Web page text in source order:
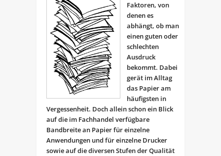
Faktoren, von
denen es
abhängt, ob man
einen guten oder
schlechten
Ausdruck
bekommt. Dabei
gerät im Alltag
das Papier am
häufigsten in
Vergessenheit. Doch allein schon ein Blick
auf die im Fachhandel verfügbare
Bandbreite an Papier für einzelne
Anwendungen und für einzelne Drucker
sowie auf die diversen Stufen der Qualität